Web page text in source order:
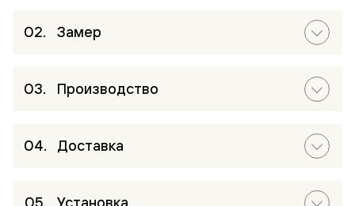
Замер
Производство
Доставка